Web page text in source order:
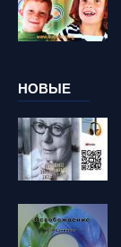
НОВЫЕ